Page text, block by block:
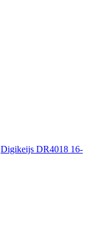
Digikeijs DR4018 16-